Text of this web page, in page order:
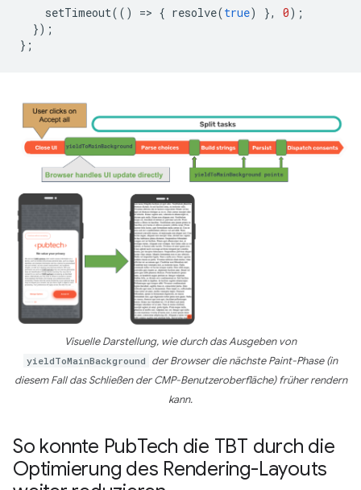
setTimeout(() => { resolve(true) }, 0);
});
};
Visuelle Darstellung, wie durch das Ausgeben von
yieldToMainBackground der Browser die nächste Paint-Phase (in
diesem Fall das Schließen der CMP-Benutzeroberfläche) früher rendern
kann.
So konnte PubTech die TBT durch die
Optimierung des Rendering-Layouts